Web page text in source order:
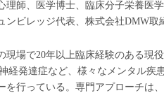
理師、医学博士、臨床分子栄養医
ンビレッジ代表、株式会社DMW取
現場で20年以上臨床経験のある現
経発達症など、様々なメンタル疾
を行っている。専門アプローチは